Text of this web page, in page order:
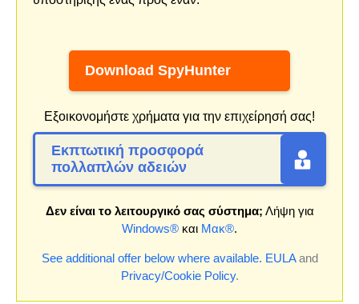
Download SpyHunter
Εξοικονομήστε χρήματα για την επιχείρησή σας!
Εκπτωτική προσφορά
πολλαπλών αδειών
Δεν είναι το λειτουργικό σας σύστημα; Λήψη για
Windows® και Μακ®.
See additional offer below where available. EULAand
Privacy/Cookie Policy.